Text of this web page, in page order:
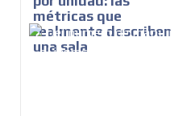
métricas que
realmente describen
una sala